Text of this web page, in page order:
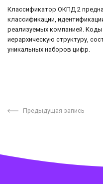
Классификатор ОКПД 2
классификации,
реализуемых компанией.
иерархическую структуру,
уникальных наборов цифр.
Предыдущая запись